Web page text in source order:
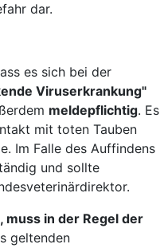
dar.
es sich bei der
Viruserkrankung"
meldepflichtig. Es
mit toten Tauben
Im Falle des Auffindens
und sollte
in der Regel der
geltenden